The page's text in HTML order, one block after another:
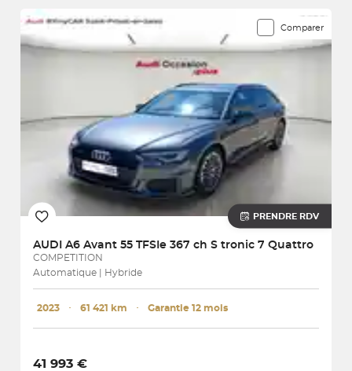
Comparer
PRENDRE RDV
AUDI A6 Avant 55 TFSIe 367 ch S tronic 7 Quattro
COMPETITION
Automatique | Hybride
2023 ･ 61 421 km ･ Garantie 12 mois
41 993 €